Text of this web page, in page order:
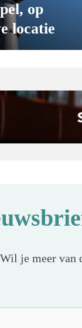
op
locatie
je meer